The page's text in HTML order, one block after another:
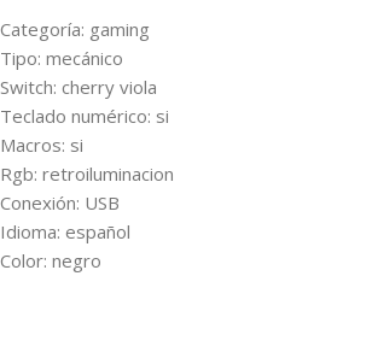
Categoría: gaming
Tipo: mecánico
Switch: cherry viola
Teclado numérico: si
Macros: si
Rgb: retroiluminacion
Conexión: USB
Idioma: español
Color: negro